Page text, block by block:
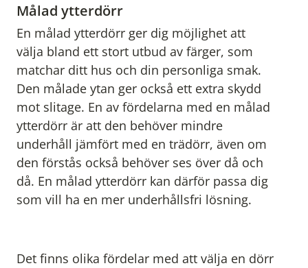
Målad ytterdörr
En målad ytterdörr ger dig möjlighet att
välja bland ett stort utbud av färger, som
matchar ditt hus och din personliga smak.
Den målade ytan ger också ett extra skydd
mot slitage. En av fördelarna med en målad
ytterdörr är att den behöver mindre
underhåll jämfört med en trädörr, även om
den förstås också behöver ses över då och
då. En målad ytterdörr kan därför passa dig
som vill ha en mer underhållsfri lösning.
Det finns olika fördelar med att välja en dörr